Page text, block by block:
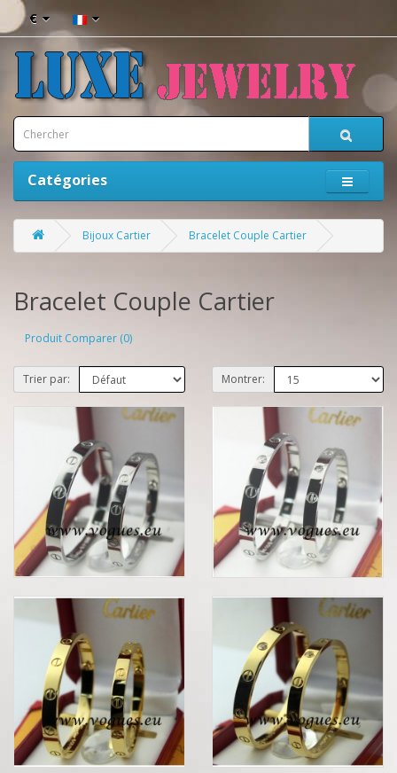
€
Catégories
Bijoux Cartier Bracelet Couple Cartier
Bracelet Couple Cartier
Produit Comparer (0)
Trier par: Montrer: